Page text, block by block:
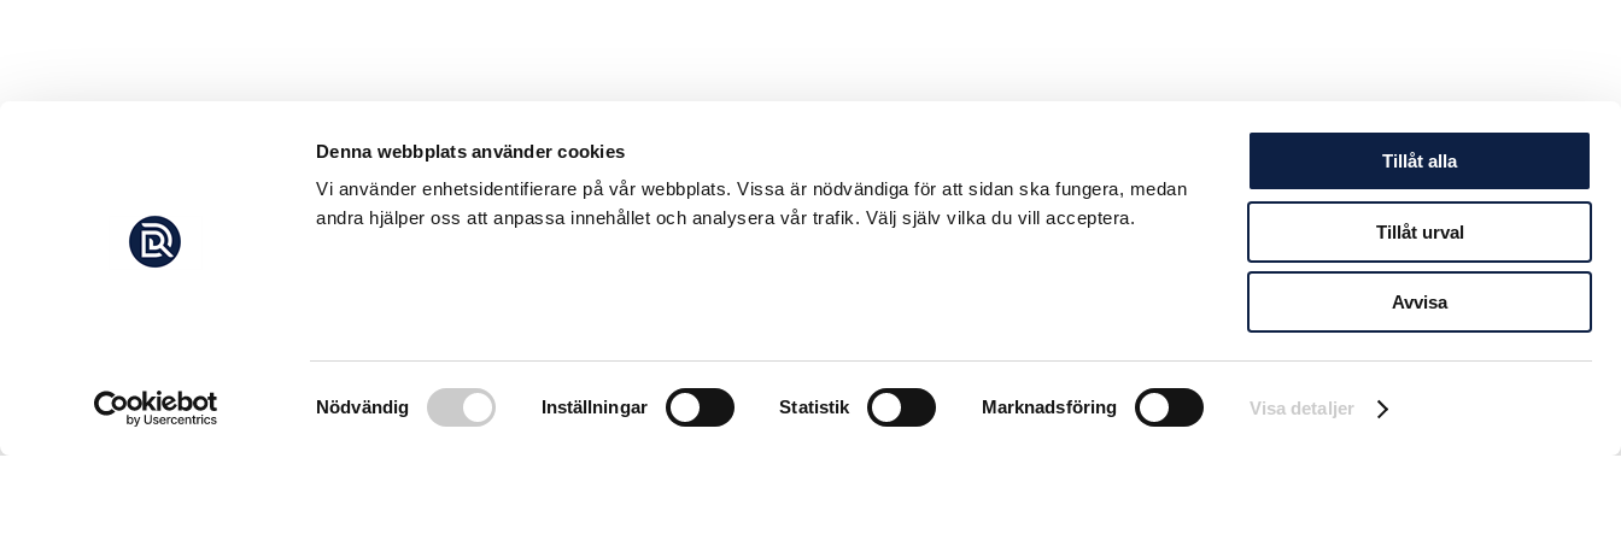
Denna webbplats använder cookies
Vi använder enhetsidentifierare på vår webbplats. Vissa är nödvändiga för att sidan ska fungera, medan
andra hjälper oss att anpassa innehållet och analysera vår trafik. Välj själv vilka du vill acceptera.
Samtyckesval
Nödvändig Inställningar Statistik Marknadsföring Visa detaljer
Tillåt alla
Tillåt urval
Avvisa